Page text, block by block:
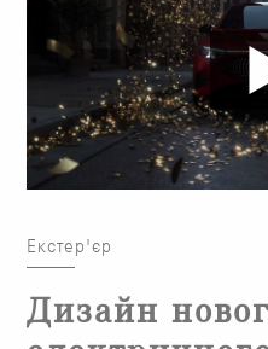
Екстер'єр
Дизайн